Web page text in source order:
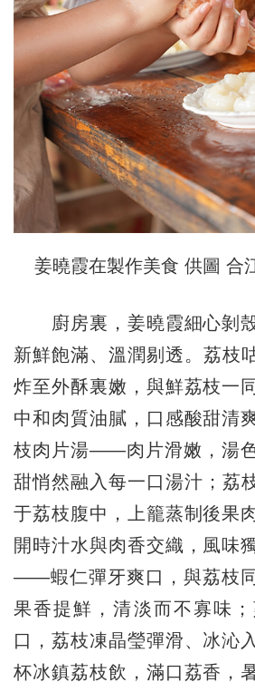
姜曉霞在製作美食 供圖 合
廚房裏，姜曉霞細心剝殼
新鮮飽滿、溫潤剔透。荔
炸至外酥裏嫩，與鮮荔枝一
中和肉質油膩，口感酸甜清
枝肉片湯——肉片滑嫩，湯
甜悄然融入每一口湯汁；
于荔枝腹中，上籠蒸制後果
開時汁水與肉香交織，風味
——蝦仁彈牙爽口，與荔枝同
果香提鮮，清淡而不寡味
口，荔枝凍晶瑩彈滑、冰沁
杯冰鎮荔枝飲，滿口荔香，